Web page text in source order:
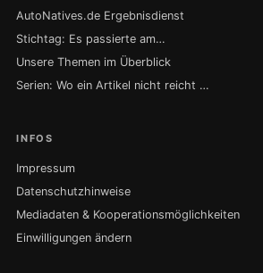
AutoNatives.de Ergebnisdienst
Stichtag: Es passierte am…
Unsere Themen im Überblick
Serien: Wo ein Artikel nicht reicht …
INFOS
Impressum
Datenschutzhinweise
Mediadaten & Kooperationsmöglichkeiten
Einwilligungen ändern